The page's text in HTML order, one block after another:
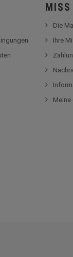
Die
Ihre
Meine